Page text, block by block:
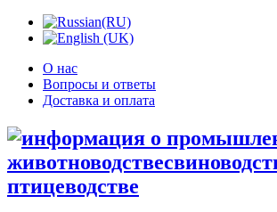
О нас
Вопросы и ответы
Доставка и оплата